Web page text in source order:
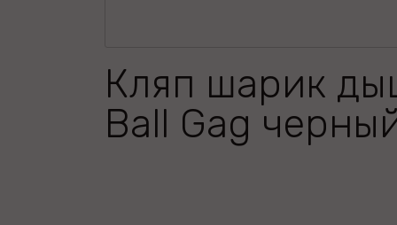
Кляп шарик
Ball Gag